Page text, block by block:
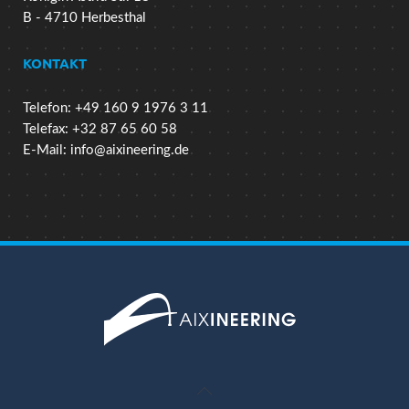
B - 4710 Herbesthal
KONTAKT
Telefon: +49 160 9 1976 3 11
Telefax: +32 87 65 60 58
E-Mail: info@aixineering.de